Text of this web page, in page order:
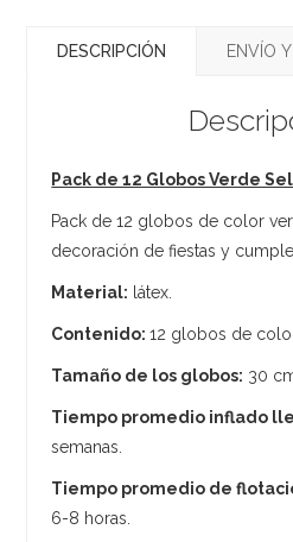
DESCRIPCIÓN ENVÍO
Pack de 12 Globos Verde
Pack de 12 globos de color
decoración de fiestas y
Material: látex.
Contenido:12 globos de
Tamaño de los globos: 30
Tiempo promedio inflado
semanas.
Tiempo promedio de
6-8 horas.